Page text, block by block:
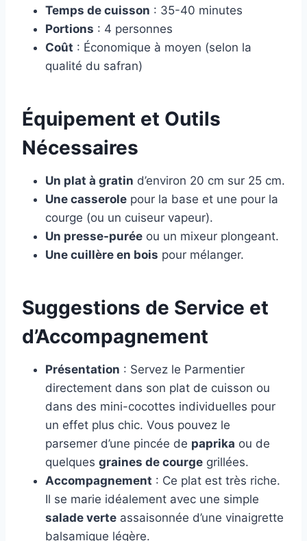
Temps de cuisson : 35-40 minutes
Portions : 4 personnes
Coût : Économique à moyen (selon la
qualité du safran)
Équipement et Outils
Nécessaires
Un plat à gratin d’environ 20 cm sur 25 cm.
Une casserole pour la base et une pour la
courge (ou un cuiseur vapeur).
Un presse-purée ou un mixeur plongeant.
Une cuillère en bois pour mélanger.
Suggestions de Service et
d’Accompagnement
Présentation : Servez le Parmentier
directement dans son plat de cuisson ou
dans des mini-cocottes individuelles pour
un effet plus chic. Vous pouvez le
parsemer d’une pincée de paprika ou de
quelques graines de courge grillées.
Accompagnement : Ce plat est très riche.
Il se marie idéalement avec une simple
salade verte assaisonnée d’une vinaigrette
balsamique légère.